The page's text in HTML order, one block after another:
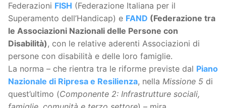
Federazioni FISH (Federazione Italiana per il
Superamento dell’Handicap) e FAND (Federazione tra
le Associazioni Nazionali delle Persone con
Disabilità), con le relative aderenti Associazioni di
persone con disabilità e delle loro famiglie.
La norma – che rientra tra le riforme previste dal Piano
Nazionale di Ripresa e Resilienza, nella Missione 5 di
quest’ultimo (Componente 2: Infrastrutture sociali,